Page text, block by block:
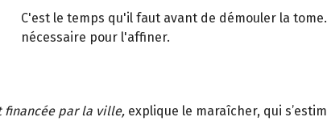
C'est le temps qu'il faut avant de démouler la
nécessaire pour l'affiner.
financée par la ville, explique le maraîcher, qui